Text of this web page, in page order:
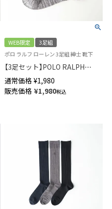
WEB限定
3足組
ポロ ラルフ ローレン 3足組 紳士 靴下
【3足セット】POLO RALPH
LAUREN ワンポイント スニー
カー丈 ソックス メンズ
92009226
通常価格 ¥1,980
販売価格 ¥1,980税込